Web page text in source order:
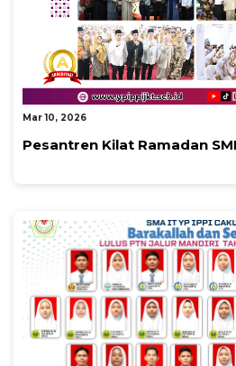
By Admin Cakung SMK
Mar 10, 2026
Pesantren Kilat Ramadan